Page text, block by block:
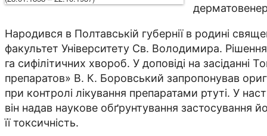
Народився в Полтавській губернії в родині
факультет Університету Св. Володимира.
га сифілітичних хвороб. У доповіді на
препаратов» В. К. Боровський запропонував
при контролі лікування препаратами ртуті. У
він надав наукове обґрунтування застосування
її токсичність.